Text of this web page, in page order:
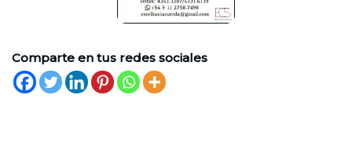
Comparte en tus redes sociales